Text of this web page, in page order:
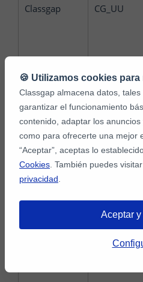
Classgap CG_UU
Classgap
CG_ORE
🍪 Utilizamos cookies
Classgap almacena datos,
garantizar el funcionamiento
contenido, adaptar los
como para ofrecerte una mejor
“Aceptar”, aceptas lo
Cookies . También puedes
privacidad
Aceptar